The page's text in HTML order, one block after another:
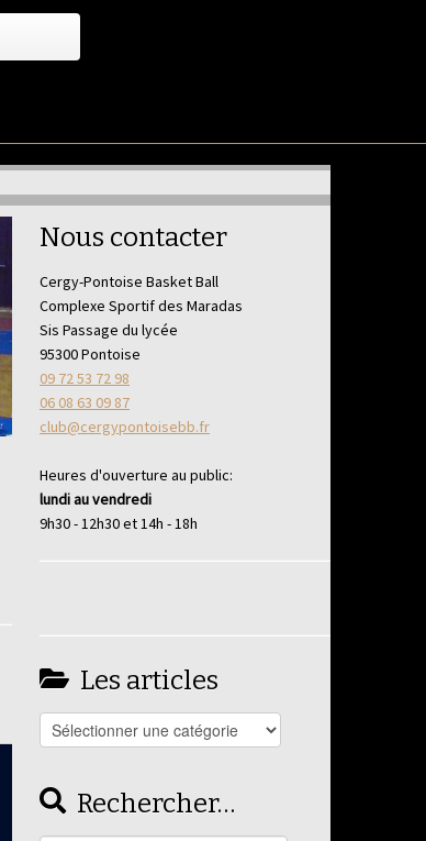
Nous contacter
Cergy-Pontoise Basket Ball
Complexe Sportif des Maradas
Sis Passage du lycée
95300 Pontoise
09 72 53 72 98
06 08 63 09 87
club@cergypontoisebb.fr
Heures d'ouverture au public:
lundi au vendredi
9h30 - 12h30 et 14h - 18h
Les articles
Les
articles
Rechercher…